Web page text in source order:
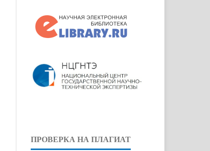
ПРОВЕРКА НА ПЛАГИАТ